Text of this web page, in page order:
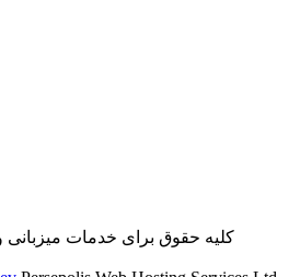
کلیه حقوق برای خدمات